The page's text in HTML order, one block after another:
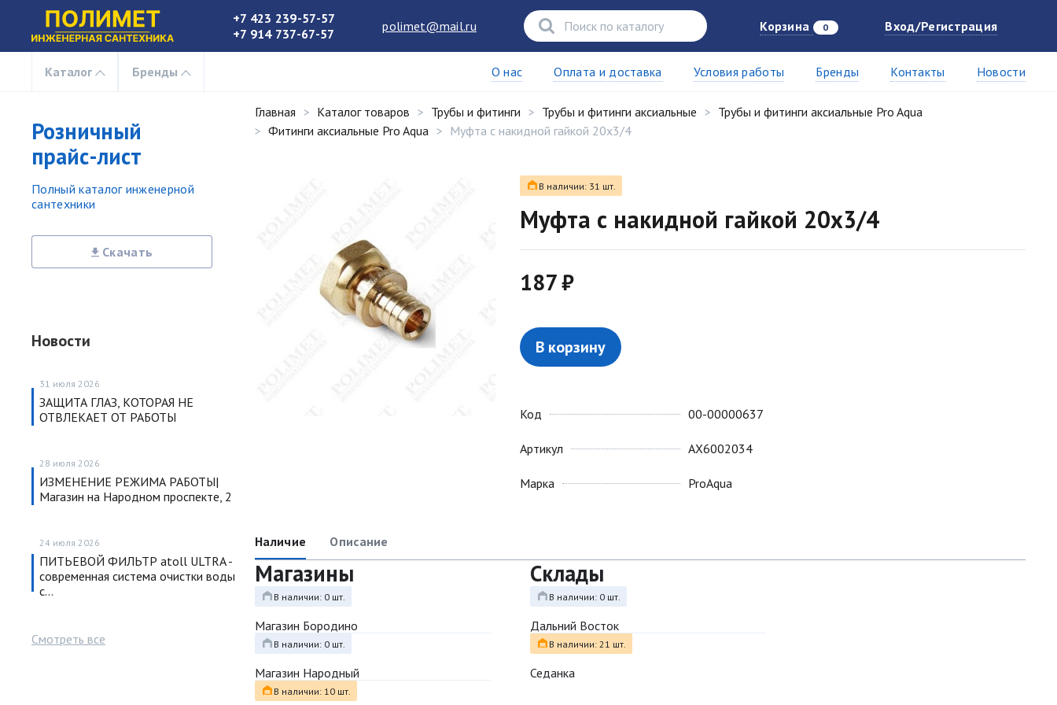
+7 423 239-57-57
+7 914 737-67-57
polimet@mail.ru Корзина 0 Вход/Регистрация
Каталог Бренды О нас Оплата и доставка Условия работы Бренды Контакты Новости
Розничный
прайс-лист
Полный каталог инженерной
сантехники
Скачать
Новости
31 июля 2026
ЗАЩИТА ГЛАЗ, КОТОРАЯ НЕ
ОТВЛЕКАЕТ ОТ РАБОТЫ
28 июля 2026
ИЗМЕНЕНИЕ РЕЖИМА РАБОТЫ|
Магазин на Народном проспекте, 2
24 июля 2026
ПИТЬЕВОЙ ФИЛЬТР atoll ULTRA -
современная система очистки воды
с…
Смотреть все
Главная Каталог товаров Трубы и фитинги Трубы и фитинги аксиальные
Трубы и фитинги аксиальные Pro Aqua
Фитинги аксиальные Pro Aqua
Муфта с накидной гайкой 20x3/4
В наличии: 31 шт.
Муфта с накидной гайкой 20x3/4
187 ₽
В корзину
Код
Артикул
Марка
00-00000637
AX6002034
ProAqua
Наличие Описание
Магазины
В наличии: 0 шт.
Магазин Бородино
В наличии: 0 шт.
Магазин Народный
В наличии: 10 шт.
Склады
В наличии: 0 шт.
Дальний Восток
В наличии: 21 шт.
Седанка